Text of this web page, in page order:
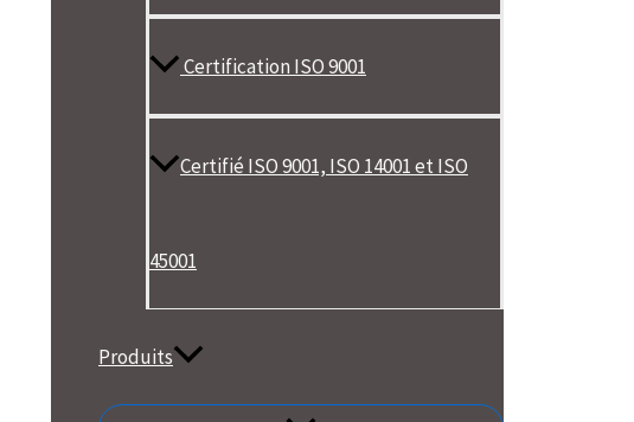
Certification ISO 9001
Certifié ISO 9001, ISO 14001 et ISO
45001
Produits